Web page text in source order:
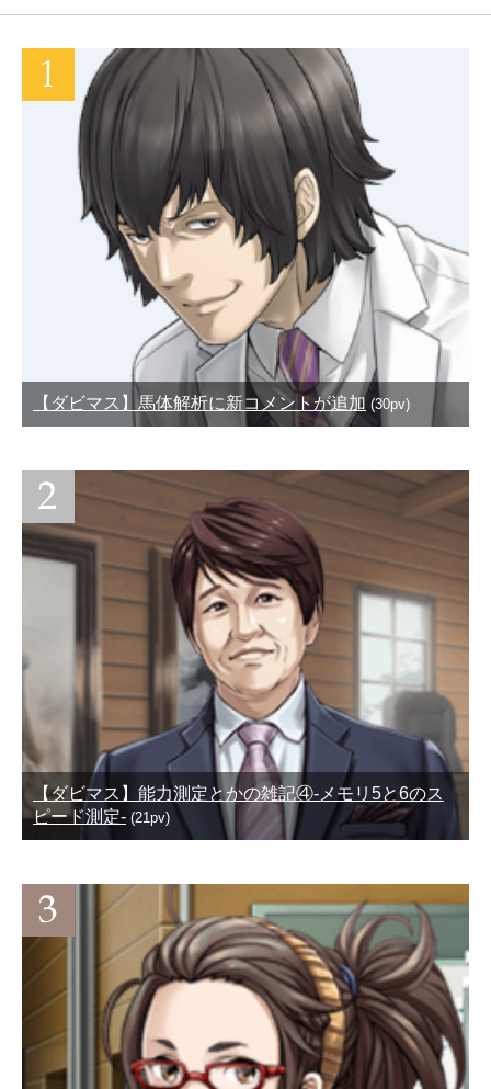
【ダビマス】馬体解析に新コメントが追加 (30pv)
【ダビマス】能力測定とかの雑記④-メモリ5と6のス
ピード測定- (21pv)